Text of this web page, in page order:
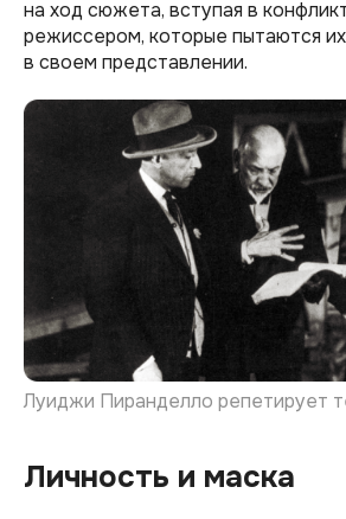
на ход сюжета, вступая в
режиссером, которые пытаются их
в своем представлении.
Луиджи Пиранделло репетирует
Личность и маска